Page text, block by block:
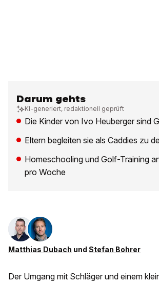
Darum gehts
KI-generiert, redaktionell geprüft
Die Kinder von Ivo Heuberger sind
Eltern begleiten sie als Caddies zu
Homeschooling und Golf-Training
pro Woche
Matthias Dubach und Stefan Bohrer
Der Umgang mit Schläger und einem